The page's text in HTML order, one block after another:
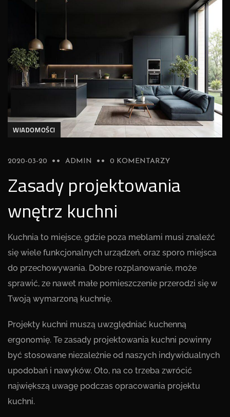
WIADOMOŚCI
2020-03-20 ADMIN 0 KOMENTARZY
Zasady projektowania
wnętrz kuchni
Kuchnia to miejsce, gdzie poza meblami musi znaleźć
się wiele funkcjonalnych urządzeń, oraz sporo miejsca
do przechowywania. Dobre rozplanowanie, może
sprawić, ze nawet małe pomieszczenie przerodzi się w
Twoją wymarzoną kuchnię.
Projekty kuchni muszą uwzględniać kuchenną
ergonomię. Te zasady projektowania kuchni powinny
być stosowane niezależnie od naszych indywidualnych
upodobań i nawyków. Oto, na co trzeba zwrócić
największą uwagę podczas opracowania projektu
kuchni.